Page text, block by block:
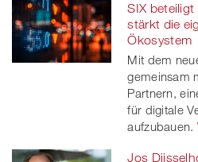
SIX
stärkt die
Ökosystem
Mit dem
gemeinsam
Partnern,
für digitale
aufzubauen.
Jos